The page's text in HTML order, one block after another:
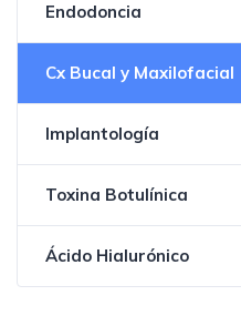
Endodoncia
Cx Bucal y Maxilofacial
Implantología
Toxina Botulínica
Ácido Hialurónico